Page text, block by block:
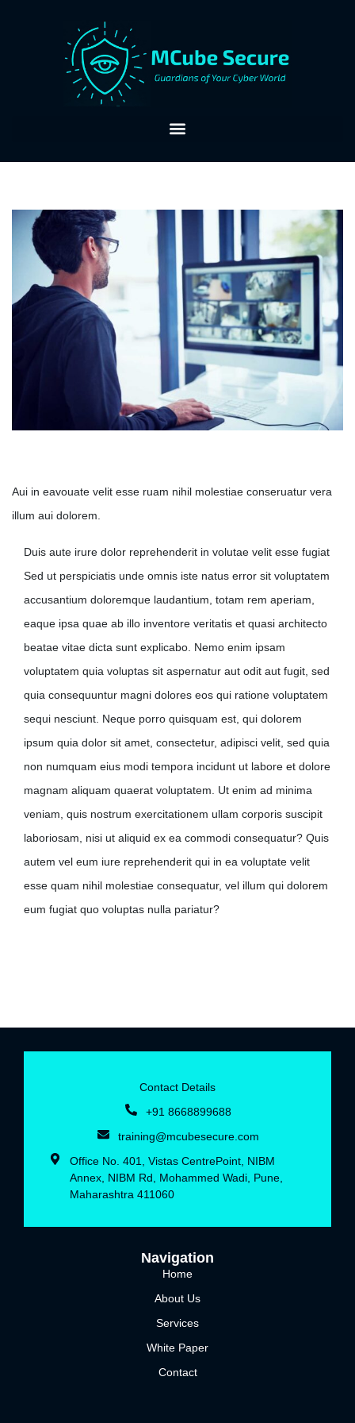
Aui in eavouate velit esse ruam nihil molestiae conseruatur vera
illum aui dolorem.
Duis aute irure dolor reprehenderit in volutae velit esse fugiat
Sed ut perspiciatis unde omnis iste natus error sit voluptatem
accusantium doloremque laudantium, totam rem aperiam,
eaque ipsa quae ab illo inventore veritatis et quasi architecto
beatae vitae dicta sunt explicabo. Nemo enim ipsam
voluptatem quia voluptas sit aspernatur aut odit aut fugit, sed
quia consequuntur magni dolores eos qui ratione voluptatem
sequi nesciunt. Neque porro quisquam est, qui dolorem
ipsum quia dolor sit amet, consectetur, adipisci velit, sed quia
non numquam eius modi tempora incidunt ut labore et dolore
magnam aliquam quaerat voluptatem. Ut enim ad minima
veniam, quis nostrum exercitationem ullam corporis suscipit
laboriosam, nisi ut aliquid ex ea commodi consequatur? Quis
autem vel eum iure reprehenderit qui in ea voluptate velit
esse quam nihil molestiae consequatur, vel illum qui dolorem
eum fugiat quo voluptas nulla pariatur?
Contact Details
+91 8668899688‬
training@mcubesecure.com
Office No. 401, Vistas CentrePoint, NIBM
Annex, NIBM Rd, Mohammed Wadi, Pune,
Maharashtra 411060
Navigation
Home
About Us
Services
White Paper
Contact